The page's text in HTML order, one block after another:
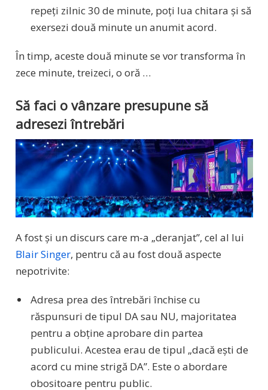
repeți zilnic 30 de minute, poți lua chitara și să
exersezi două minute un anumit acord.
În timp, aceste două minute se vor transforma în
zece minute, treizeci, o oră …
Să faci o vânzare presupune să
adresezi întrebări
A fost și un discurs care m-a „deranjat”, cel al lui
Blair Singer, pentru că au fost două aspecte
nepotrivite:
Adresa prea des întrebări închise cu
răspunsuri de tipul DA sau NU, majoritatea
pentru a obține aprobare din partea
publicului. Acestea erau de tipul „dacă ești de
acord cu mine strigă DA”. Este o abordare
obositoare pentru public.